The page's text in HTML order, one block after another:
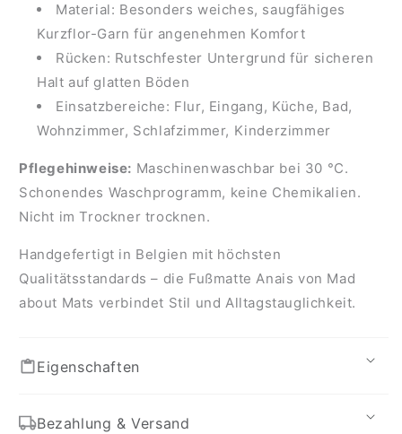
Material: Besonders weiches, saugfähiges
Kurzflor-Garn für angenehmen Komfort
Rücken: Rutschfester Untergrund für sicheren
Halt auf glatten Böden
Einsatzbereiche: Flur, Eingang, Küche, Bad,
Wohnzimmer, Schlafzimmer, Kinderzimmer
Pflegehinweise: Maschinenwaschbar bei 30 °C.
Schonendes Waschprogramm, keine Chemikalien.
Nicht im Trockner trocknen.
Handgefertigt in Belgien mit höchsten
Qualitätsstandards – die Fußmatte Anais von Mad
about Mats verbindet Stil und Alltagstauglichkeit.
Eigenschaften
Bezahlung & Versand